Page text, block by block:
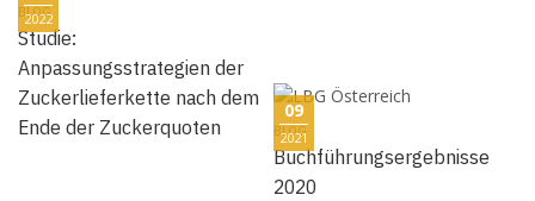
2022
BLOG
Studie:
Anpassungsstrategien der
Zuckerlieferkette nach dem
Ende der Zuckerquoten
09
2021
BLOG
Buchführungsergebnisse
2020